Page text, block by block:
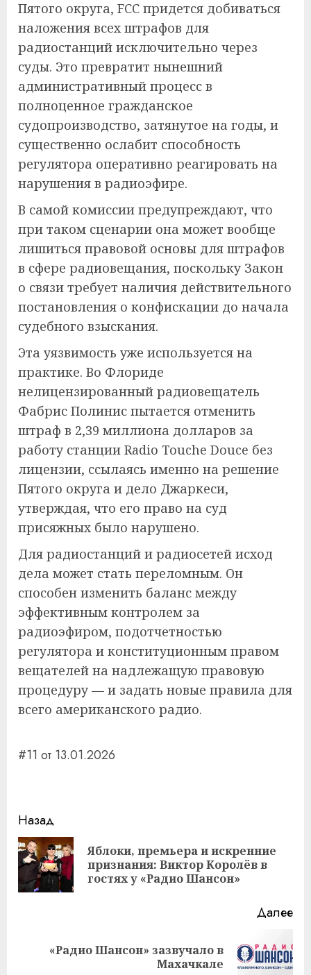
Пятого округа, FCC придется добиваться
наложения всех штрафов для
радиостанций исключительно через
суды. Это превратит нынешний
административный процесс в
полноценное гражданское
судопроизводство, затянутое на годы, и
существенно ослабит способность
регулятора оперативно реагировать на
нарушения в радиоэфире.
В самой комиссии предупреждают, что
при таком сценарии она может вообще
лишиться правовой основы для штрафов
в сфере радиовещания, поскольку Закон
о связи требует наличия действительного
постановления о конфискации до начала
судебного взыскания.
Эта уязвимость уже используется на
практике. Во Флориде
нелицензированный радиовещатель
Фабрис Полинис пытается отменить
штраф в 2,39 миллиона долларов за
работу станции Radio Touche Douce без
лицензии, ссылаясь именно на решение
Пятого округа и дело Джаркеси,
утверждая, что его право на суд
присяжных было нарушено.
Для радиостанций и радиосетей исход
дела может стать переломным. Он
способен изменить баланс между
эффективным контролем за
радиоэфиром, подотчетностью
регулятора и конституционным правом
вещателей на надлежащую правовую
процедуру — и задать новые правила для
всего американского радио.
#11 от 13.01.2026
Навигация
записи
Назад
Яблоки, премьера и искренние
признания: Виктор Королёв в
гостях у «Радио Шансон»
Далее
Следующая
«Радио Шансон» зазвучало в
Махачкале